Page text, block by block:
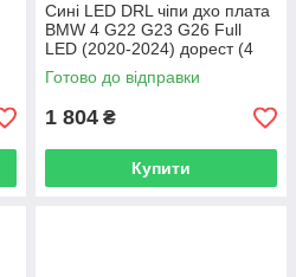
Сині LED DRL чіпи дхо плата
BMW 4 G22 G23 G26 Full
LED (2020-2024) дорест (4
шт.)
Готово до відправки
1 804 ₴
Купити